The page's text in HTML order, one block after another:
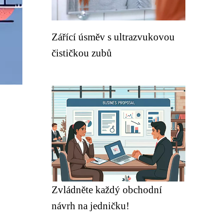
Zářící úsměv s ultrazvukovou
čističkou zubů
Zvládněte každý obchodní
návrh na jedničku!